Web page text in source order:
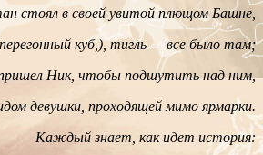
стоял в своей увитой плющом Башне,
куб,), тигль — все было там;
Ник, чтобы подшутить над ним,
девушки, проходящей мимо ярмарки.
Каждый знает, как идет история: